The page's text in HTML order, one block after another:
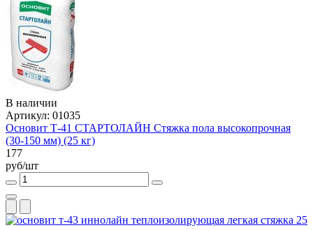
В наличии
Артикул: 01035
Основит Т-41 СТАРТОЛАЙН Стяжка пола высокопрочная
(30-150 мм) (25 кг)
177
руб/шт